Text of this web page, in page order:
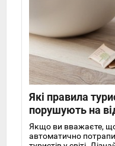
Які правила
порушують на
Якщо ви вважаєте,
автоматично